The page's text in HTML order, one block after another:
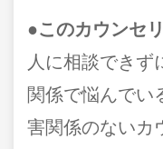
●このカウンセ
人に相談できず
関係で悩んでい
害関係のないカ